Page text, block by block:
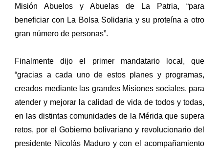
Misión Abuelos y Abuelas de La Patria, “para
beneficiar con La Bolsa Solidaria y su proteína a otro
gran número de personas”.
Finalmente dijo el primer mandatario local, que
“gracias a cada uno de estos planes y programas,
creados mediante las grandes Misiones sociales, para
atender y mejorar la calidad de vida de todos y todas,
en las distintas comunidades de la Mérida que supera
retos, por el Gobierno bolivariano y revolucionario del
presidente Nicolás Maduro y con el acompañamiento